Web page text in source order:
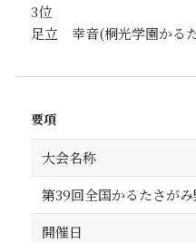
3位
足立 幸音
要項
大会名称
第39回全国かるたさが
開催日